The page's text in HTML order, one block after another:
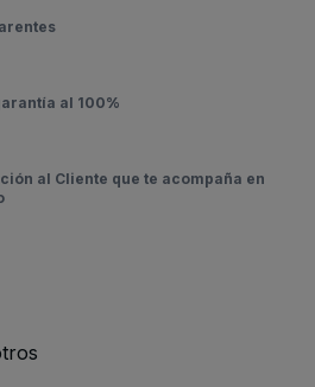
al 100%
al Cliente que te acompaña en